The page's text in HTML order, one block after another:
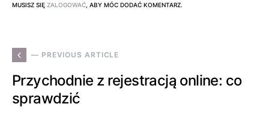
MUSISZ SIĘ ZALOGOWAĆ , ABY MÓC DODAĆ KOMENTARZ.
— PREVIOUS ARTICLE
Przychodnie z rejestracją online: co
sprawdzić